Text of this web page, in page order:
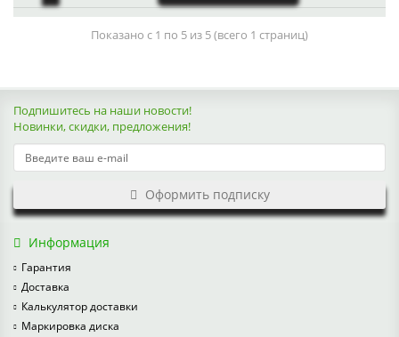
Показано с 1 по 5 из 5 (всего 1 страниц)
Подпишитесь на наши новости!
Новинки, скидки, предложения!
Оформить подписку
Информация
Гарантия
Доставка
Калькулятор доставки
Маркировка диска